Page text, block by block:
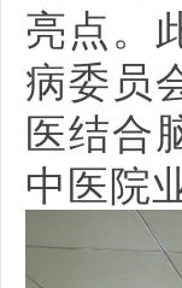
亮点。
病委员
医结合
中医院